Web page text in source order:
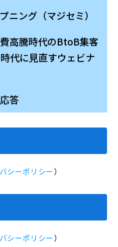
ング（マジセミ）
高騰時代のBtoB集客
代に見直すウェビナ
答
シーポリシー）
シーポリシー）